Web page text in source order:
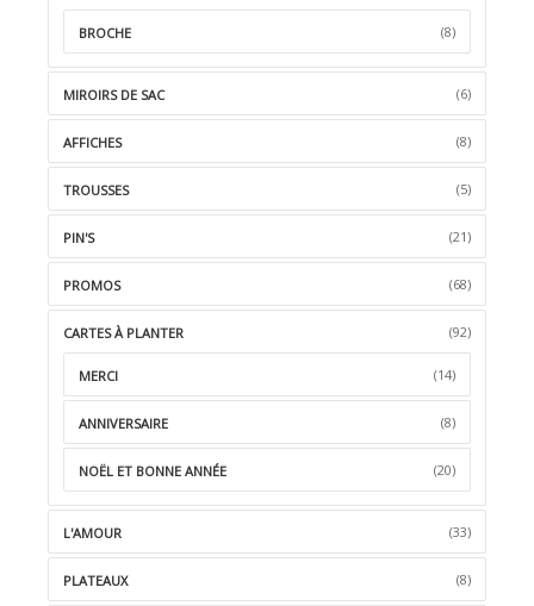
BROCHE (8)
MIROIRS DE SAC (6)
AFFICHES (8)
TROUSSES (5)
PIN'S (21)
PROMOS (68)
CARTES À PLANTER (92)
MERCI (14)
ANNIVERSAIRE (8)
NOËL ET BONNE ANNÉE (20)
L'AMOUR (33)
PLATEAUX (8)